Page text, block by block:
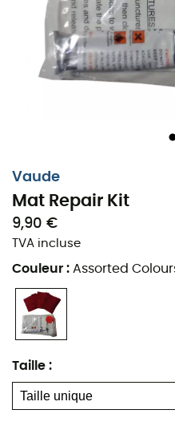
Vaude
Mat Repair Kit
9,90 €
TVA incluse
Couleur : Assorted
Taille :